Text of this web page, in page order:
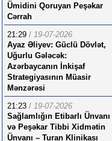
Ümidini Qoruyan Peşəkar
Cərrah
21:29 / 19-07-2026
Ayaz Əliyev: Güclü Dövlət,
Uğurlu Gələcək:
Azərbaycanın İnkişaf
Strategiyasının Müasir
Mənzərəsi
21:23 / 19-07-2026
Sağlamlığın Etibarlı Ünvanı
və Peşəkar Tibbi Xidmətin
Ünvanı – Turan Klinikası